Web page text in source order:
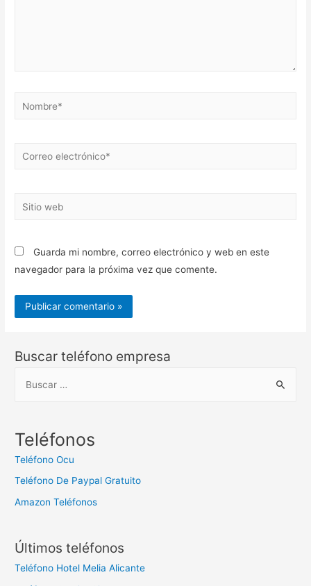
Nombre*
Correo
Sitio
Guarda mi nombre, correo electrónico y web en este
navegador para la próxima vez que comente.
Buscar teléfono empresa
c
Teléfonos
Teléfono Ocu
Teléfono De Paypal Gratuito
Amazon Teléfonos
Últimos teléfonos
Teléfono Hotel Melia Alicante